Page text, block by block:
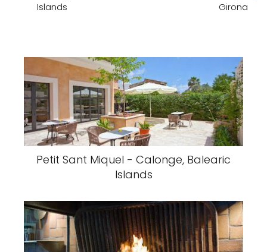
Islands
Girona
Petit Sant Miquel - Calonge, Balearic
Islands